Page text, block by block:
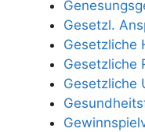
Gesetzl.
Gesetzliche
Gesetzliche
Gesetzliche